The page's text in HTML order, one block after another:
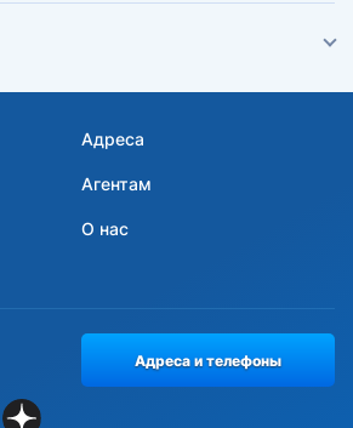
Адреса
Агентам
О нас
Адреса и телефоны